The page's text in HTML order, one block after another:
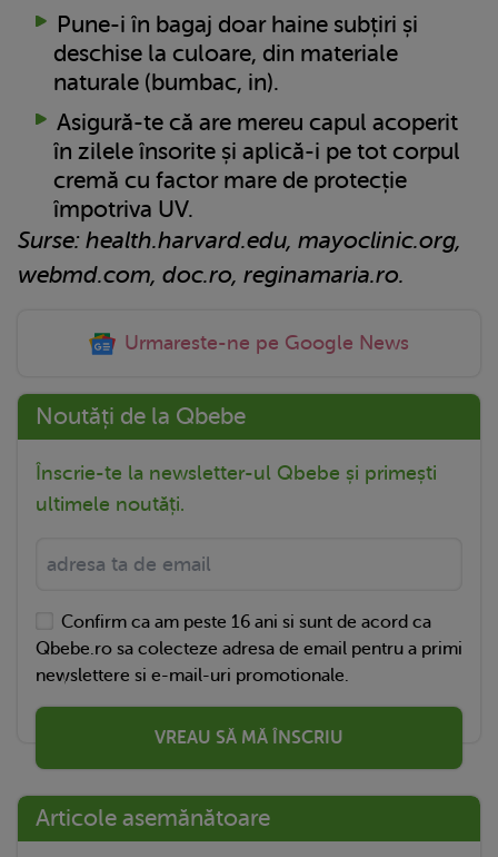
Pune-i în bagaj doar haine subțiri și
deschise la culoare, din materiale
naturale (bumbac, in).
Asigură-te că are mereu capul acoperit
în zilele însorite și aplică-i pe tot corpul
cremă cu factor mare de protecție
împotriva UV.
Surse: health.harvard.edu, mayoclinic.org,
webmd.com, doc.ro, reginamaria.ro.
Urmareste-ne pe Google News
Noutăți de la Qbebe
Înscrie-te la newsletter-ul Qbebe și primești
ultimele noutăți.
Confirm ca am peste 16 ani si sunt de acord ca
Qbebe.ro sa colecteze adresa de email pentru a primi
newslettere si e-mail-uri promotionale.
VREAU SĂ MĂ ÎNSCRIU
Articole asemănătoare